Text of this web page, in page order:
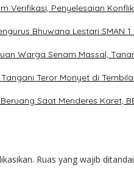
Verifikasi, Penyelesaian
Bhuwana Lestari SMAN
Warga Senam Massal,
Tangani Teror Monyet di
Saat Menderes Karet,
Ruas yang wajib ditandai